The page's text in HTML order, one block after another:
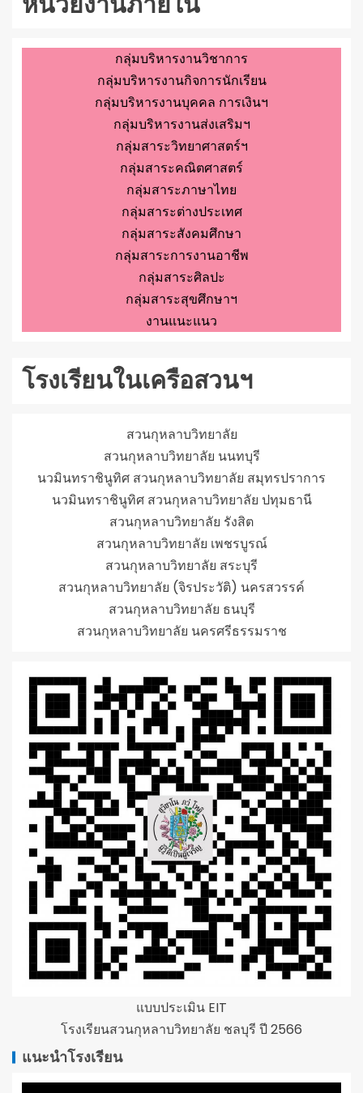
กลุ่มบริหารงานวิชาการ
กลุ่มบริหารงานกิจการนักเรียน
กลุ่มบริหารงานบุคคล การเงินฯ
กลุ่มบริหารงานส่งเสริมฯ
กลุ่มสาระวิทยาศาสตร์ฯ
กลุ่มสาระคณิตศาสตร์
กลุ่มสาระภาษาไทย
กลุ่มสาระต่างประเทศ
กลุ่มสาระสังคมศึกษา
กลุ่มสาระการงานอาชีพ
กลุ่มสาระศิลปะ
กลุ่มสาระสุขศึกษาฯ
งานแนะแนว
โรงเรียนในเครือสวนฯ
สวนกุหลาบวิทยาลัย
สวนกุหลาบวิทยาลัย นนทบุรี
นวมินทราชินูทิศ สวนกุหลาบวิทยาลัย สมุทรปราการ
นวมินทราชินูทิศ สวนกุหลาบวิทยาลัย ปทุมธานี
สวนกุหลาบวิทยาลัย รังสิต
สวนกุหลาบวิทยาลัย เพชรบูรณ์
สวนกุหลาบวิทยาลัย สระบุรี
สวนกุหลาบวิทยาลัย (จิรประวัติ) นครสวรรค์
สวนกุหลาบวิทยาลัย ธนบุรี
สวนกุหลาบวิทยาลัย นครศรีธรรมราช
แบบประเมิน EIT
โรงเรียนสวนกุหลาบวิทยาลัย ชลบุรี ปี 2566
แนะนำโรงเรียน